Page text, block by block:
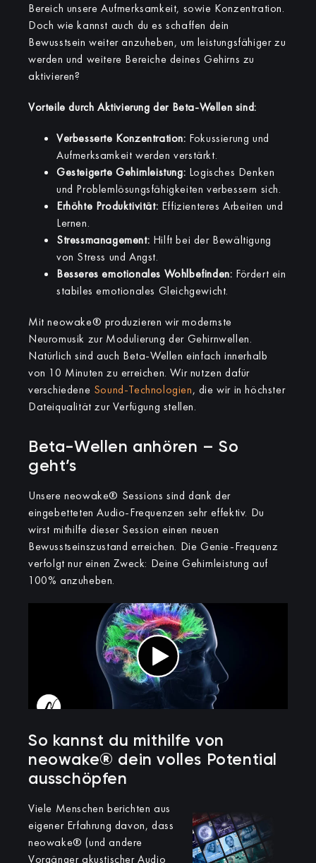
Bereich unsere Aufmerksamkeit, sowie Konzentration.
Doch wie kannst auch du es schaffen dein
Bewusstsein weiter anzuheben, um leistungsfähiger zu
werden und weitere Bereiche deines Gehirns zu
aktivieren?
Vorteile durch Aktivierung der Beta-Wellen sind:
Verbesserte Konzentration: Fokussierung und
Aufmerksamkeit werden verstärkt.
Gesteigerte Gehirnleistung: Logisches Denken
und Problemlösungsfähigkeiten verbessern sich.
Erhöhte Produktivität: Effizienteres Arbeiten und
Lernen.
Stressmanagement: Hilft bei der Bewältigung
von Stress und Angst.
Besseres emotionales Wohlbefinden: Fördert ein
stabiles emotionales Gleichgewicht.
Mit neowake® produzieren wir modernste
Neuromusik zur Modulierung der Gehirnwellen.
Natürlich sind auch Beta-Wellen einfach innerhalb
von 10 Minuten zu erreichen. Wir nutzen dafür
verschiedene Sound-Technologien, die wir in höchster
Dateiqualität zur Verfügung stellen.
Beta-Wellen anhören – So
geht’s
Unsere neowake® Sessions sind dank der
eingebetteten Audio-Frequenzen sehr effektiv. Du
wirst mithilfe dieser Session einen neuen
Bewusstseinszustand erreichen. Die Genie-Frequenz
verfolgt nur einen Zweck: Deine Gehirnleistung auf
100% anzuheben.
So kannst du mithilfe von
neowake® dein volles Potential
ausschöpfen
Viele Menschen berichten aus
eigener Erfahrung davon, dass
neowake® (und andere
Vorgänger akustischer Audio